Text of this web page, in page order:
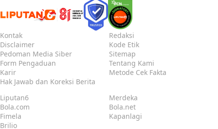
Kontak
Redaksi
Disclaimer
Kode Etik
Pedoman Media Siber
Sitemap
Form Pengaduan
Tentang Kami
Karir
Metode Cek Fakta
Hak Jawab dan Koreksi Berita
Liputan6
Merdeka
Bola.com
Bola.net
Fimela
Kapanlagi
Brilio